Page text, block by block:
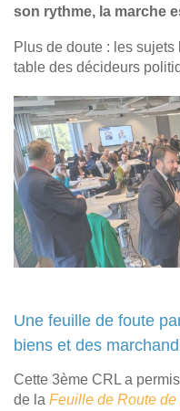
son rythme, la marche
Plus de doute : les
table des décideurs
Une feuille de foute
biens et des
Cette 3ème CRL a
de la Feuille de Route